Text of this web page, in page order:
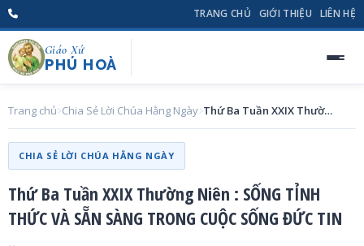
TRANG CHỦ GIỚI THIỆU LIÊN HỆ
Giáo Xứ
PHÚ HOÀ
Trang chủ Chia Sẻ Lời Chúa Hằng Ngày Thứ Ba Tuần XXIX Thường Niên : SỐNG TỈNH THỨC VÀ SẴN SÀNG TRONG CUỘC SỐNG ĐỨC TIN
CHIA SẺ LỜI CHÚA HẰNG NGÀY
Thứ Ba Tuần XXIX Thường Niên : SỐNG TỈNH
THỨC VÀ SẴN SÀNG TRONG CUỘC SỐNG ĐỨC TIN